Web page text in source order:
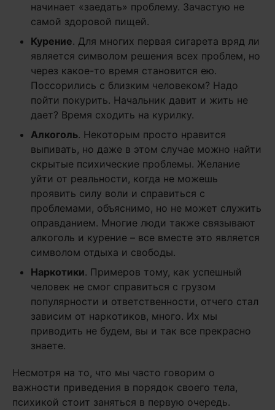
начинает «заедать» проблему. Зачастую не
самой здоровой пищей.
Курение. Для многих первая сигарета вряд ли
является символом решения всех проблем, но
через какое-то время становится ею.
Поссорились с близким человеком? Надо
пойти покурить. Начальник давит и жить не
дает? Время сходить на курилку.
Алкоголь. Некоторым просто нравится
выпивать, но даже в этом случае можно найти
скрытые психические проблемы. Желание
уйти от реальности, когда не можешь
проявить силу воли и справиться с
проблемами, объяснимо, но не может служить
оправданием. Многие люди также связывают
алкоголь и курение – все вместе это является
символом отдыха и свободы.
Наркотики. Примеров тому, как успешный
человек не смог справиться с грузом
популярности и ответственности, отчего стал
зависим от наркотиков, много. Их мы
приводить не будем, вы и так все прекрасно
знаете.
Несмотря на то, что мы часто говорим о
важности приведения в порядок своего тела,
психикой стоит заняться в первую очередь.